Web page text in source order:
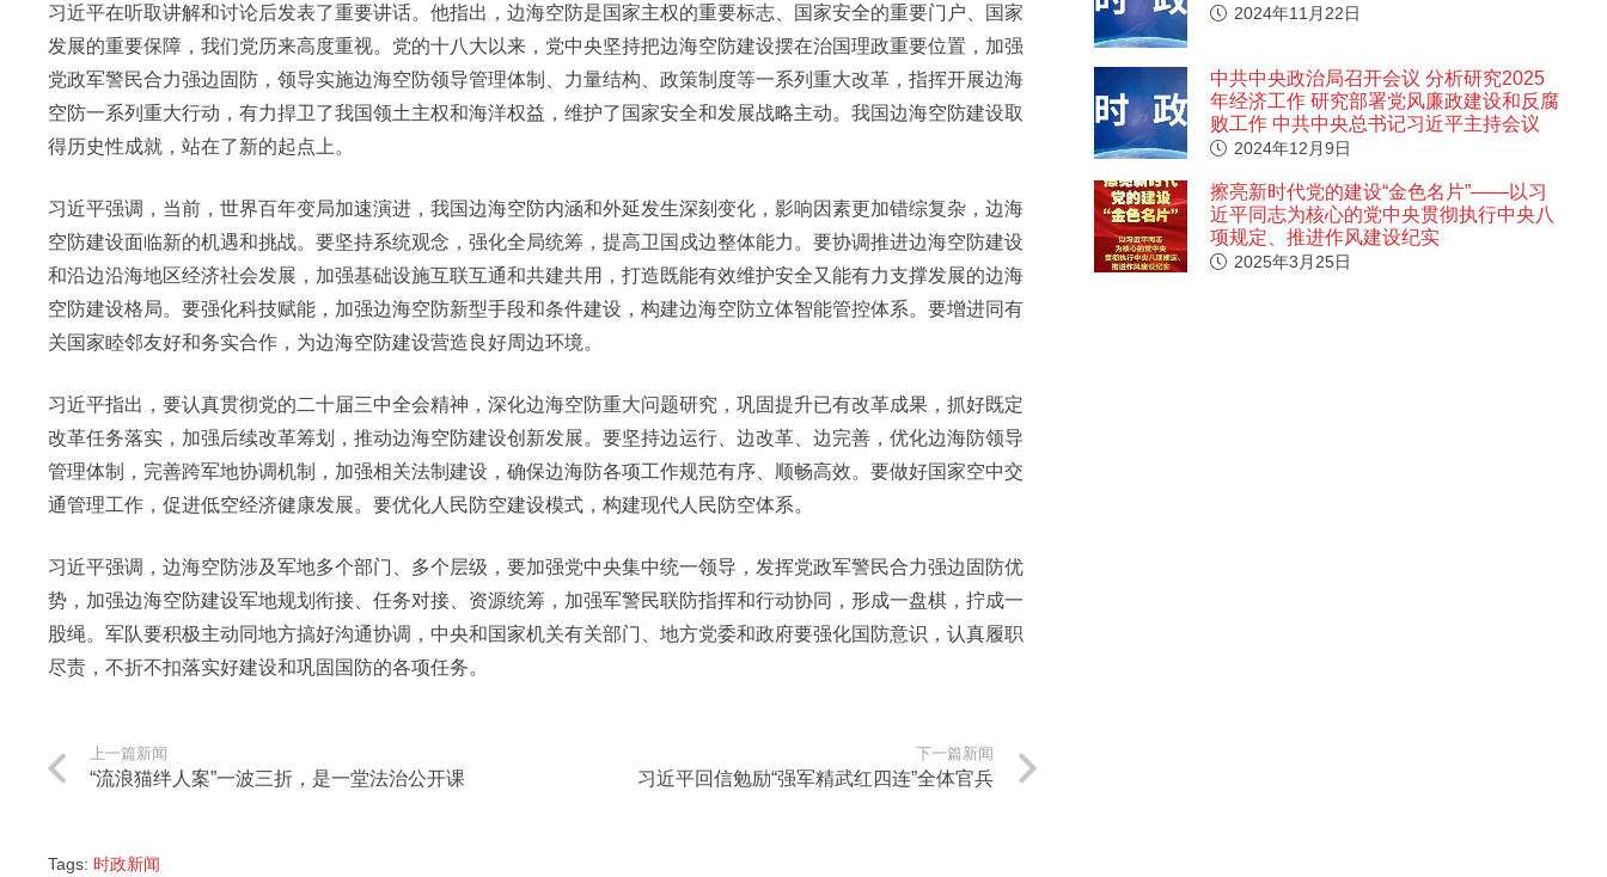
习近平在听取讲解和讨论后发表了重要讲话。他指出，边海空防是国家主权的重要标志、国家安全的重要门户、国家
发展的重要保障，我们党历来高度重视。党的十八大以来，党中央坚持把边海空防建设摆在治国理政重要位置，加强
党政军警民合力强边固防，领导实施边海空防领导管理体制、力量结构、政策制度等一系列重大改革，指挥开展边海
空防一系列重大行动，有力捍卫了我国领土主权和海洋权益，维护了国家安全和发展战略主动。我国边海空防建设取
得历史性成就，站在了新的起点上。
习近平强调，当前，世界百年变局加速演进，我国边海空防内涵和外延发生深刻变化，影响因素更加错综复杂，边海
空防建设面临新的机遇和挑战。要坚持系统观念，强化全局统筹，提高卫国戍边整体能力。要协调推进边海空防建设
和沿边沿海地区经济社会发展，加强基础设施互联互通和共建共用，打造既能有效维护安全又能有力支撑发展的边海
空防建设格局。要强化科技赋能，加强边海空防新型手段和条件建设，构建边海空防立体智能管控体系。要增进同有
关国家睦邻友好和务实合作，为边海空防建设营造良好周边环境。
习近平指出，要认真贯彻党的二十届三中全会精神，深化边海空防重大问题研究，巩固提升已有改革成果，抓好既定
改革任务落实，加强后续改革筹划，推动边海空防建设创新发展。要坚持边运行、边改革、边完善，优化边海防领导
管理体制，完善跨军地协调机制，加强相关法制建设，确保边海防各项工作规范有序、顺畅高效。要做好国家空中交
通管理工作，促进低空经济健康发展。要优化人民防空建设模式，构建现代人民防空体系。
习近平强调，边海空防涉及军地多个部门、多个层级，要加强党中央集中统一领导，发挥党政军警民合力强边固防优
势，加强边海空防建设军地规划衔接、任务对接、资源统筹，加强军警民联防指挥和行动协同，形成一盘棋，拧成一
股绳。军队要积极主动同地方搞好沟通协调，中央和国家机关有关部门、地方党委和政府要强化国防意识，认真履职
尽责，不折不扣落实好建设和巩固国防的各项任务。
上一篇新闻
“流浪猫绊人案”一波三折，是一堂法治公开课
下一篇新闻
习近平回信勉励“强军精武红四连”全体官兵
2024年11月22日
中共中央政治局召开会议 分析研究2025
年经济工作 研究部署党风廉政建设和反腐
败工作 中共中央总书记习近平主持会议
2024年12月9日
擦亮新时代党的建设“金色名片”——以习
近平同志为核心的党中央贯彻执行中央八
项规定、推进作风建设纪实
2025年3月25日
Tags: 时政新闻